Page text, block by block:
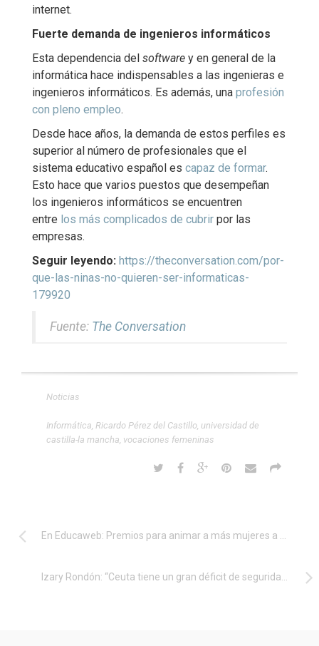
internet.
Fuerte demanda de ingenieros informáticos
Esta dependencia del software y en general de la
informática hace indispensables a las ingenieras e
ingenieros informáticos. Es además, una profesión
con pleno empleo.
Desde hace años, la demanda de estos perfiles es
superior al número de profesionales que el
sistema educativo español es capaz de formar.
Esto hace que varios puestos que desempeñan
los ingenieros informáticos se encuentren
entre los más complicados de cubrir por las
empresas.
Seguir leyendo: https://theconversation.com/por-
que-las-ninas-no-quieren-ser-informaticas-
179920
Fuente: The Conversation
Noticias
Informática Ricardo Pérez del Castillo universidad de
castilla-la mancha vocaciones femeninas